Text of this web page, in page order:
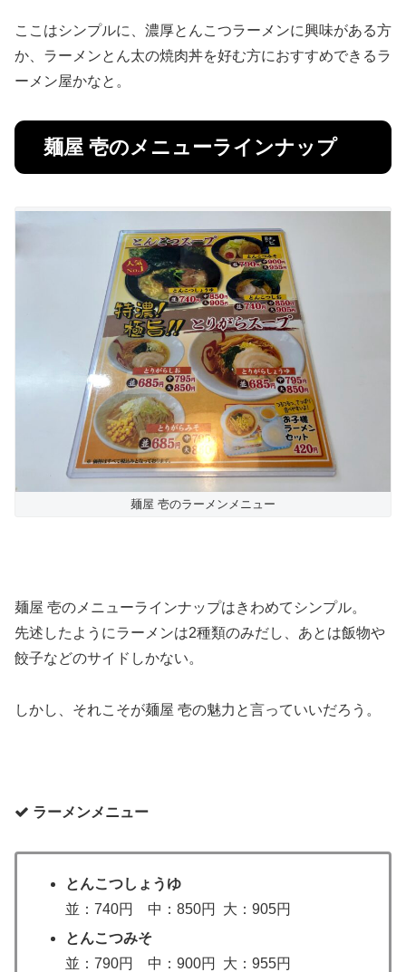
ここはシンプルに、濃厚とんこつラーメンに興味がある方
か、ラーメンとん太の焼肉丼を好む方におすすめできるラ
ーメン屋かなと。
麺屋 壱のメニューラインナップ
麺屋 壱のラーメンメニュー
麺屋 壱のメニューラインナップはきわめてシンプル。
先述したようにラーメンは2種類のみだし、あとは飯物や
餃子などのサイドしかない。
しかし、それこそが麺屋 壱の魅力と言っていいだろう。
ラーメンメニュー
とんこつしょうゆ
並：740円 中：850円 大：905円
とんこつみそ
並：790円 中：900円 大：955円